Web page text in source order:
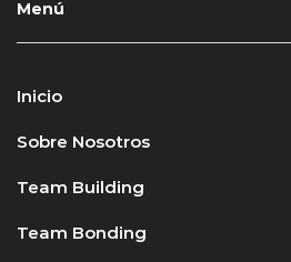
Menú
Inicio
Sobre Nosotros
Team Building
Team Bonding